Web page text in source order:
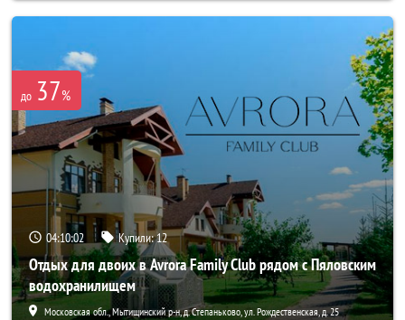
до 37%
04:10:00 Купили:12
Отдых для двоих в Avrora Family Club рядом с Пяловским
водохранилищем
Московская обл., Мытищинский р-н, д. Степаньково, ул. Рождественская, д. 25